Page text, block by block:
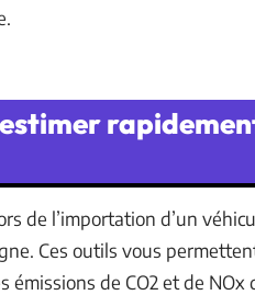
de l’importation d’un
Ces outils vous
de CO2 et de NOx